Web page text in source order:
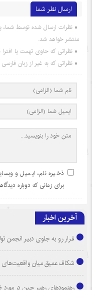
ارسال نظر شما
نظرات ارسال شده توسط شما،
منتشر خواهد شد.
نظراتی که حاوی تهمت یا
نظراتی که به غیر از زبان
ذخیره نام، ایمیل و
برای زمانی که دوباره
آخرین اخبار
فرار رو به جلوی دبیر
شکاف عمیق میان
رهنمودهای رهبر چین در